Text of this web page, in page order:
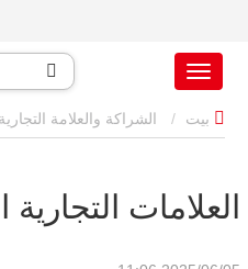
الشراكة والعلامة التجارية
​​العلامات